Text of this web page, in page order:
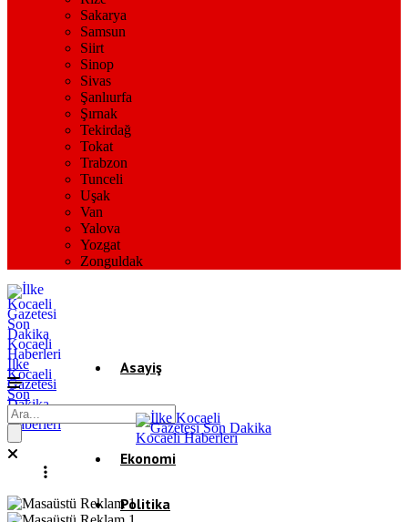
Sakarya
Samsun
Siirt
Sinop
Sivas
Şanlıurfa
Şırnak
Tekirdağ
Tokat
Trabzon
Tunceli
Uşak
Van
Yalova
Yozgat
Zonguldak
İlke
Kocaeli
Gazetesi
Son
Dakika
Kocaeli
Haberleri
Asayiş
Gündem
Ekonomi
Politika